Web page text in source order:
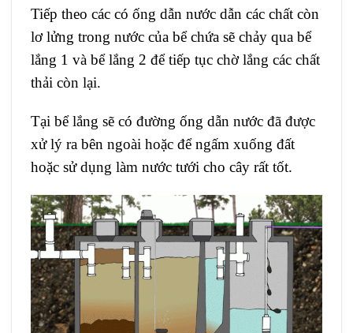
Tiếp theo các có ống dẫn nước dẫn các chất còn
lơ lửng trong nước của bể chứa sẽ chảy qua bể
lắng 1 và bể lắng 2 để tiếp tục chờ lắng các chất
thải còn lại.
Tại bể lắng sẽ có đường ống dẫn nước đã được
xử lý ra bên ngoài hoặc để ngấm xuống đất
hoặc sử dụng làm nước tưới cho cây rất tốt.